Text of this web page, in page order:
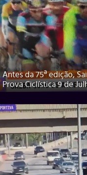
Antes da 75ª edição,
Prova Ciclística 9 de